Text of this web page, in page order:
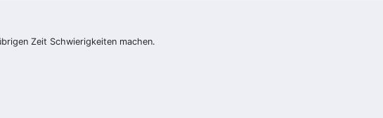
Zeit Schwierigkeiten machen.